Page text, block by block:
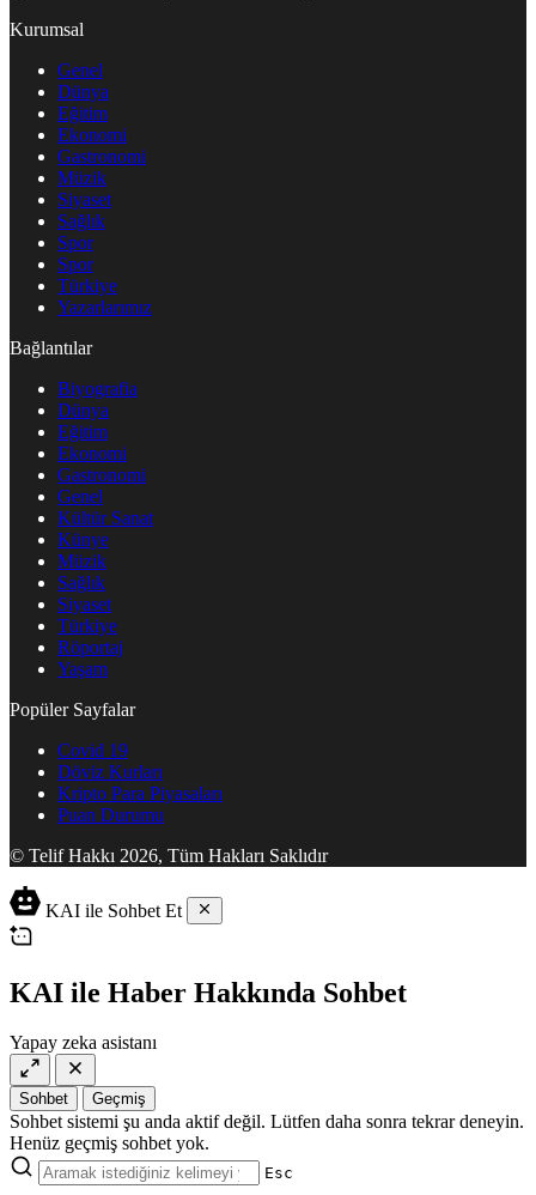
Kurumsal
Genel
Dünya
Eğitim
Ekonomi
Gastronomi
Müzik
Siyaset
Sağlık
Spor
Spor
Türkiye
Yazarlarımız
Bağlantılar
Biyografia
Dünya
Eğitim
Ekonomi
Gastronomi
Genel
Kültür Sanat
Künye
Müzik
Sağlık
Siyaset
Türkiye
Röportaj
Yaşam
Popüler Sayfalar
Covid 19
Döviz Kurları
Kripto Para Piyasaları
Puan Durumu
© Telif Hakkı 2026, Tüm Hakları Saklıdır
KAI ile Sohbet Et
KAI ile Haber Hakkında Sohbet
Yapay zeka asistanı
Sohbet Geçmiş
Sohbet sistemi şu anda aktif değil. Lütfen daha sonra tekrar deneyin.
Henüz geçmiş sohbet yok.
Esc